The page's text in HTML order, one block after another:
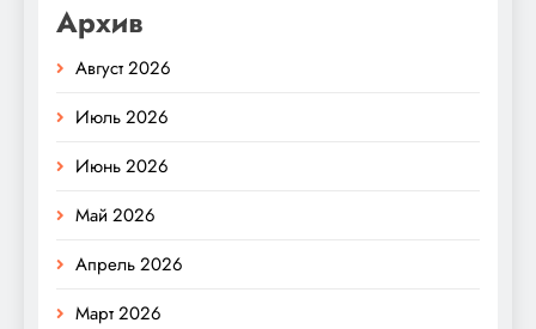
Архив
Август 2026
Июль 2026
Июнь 2026
Май 2026
Апрель 2026
Март 2026